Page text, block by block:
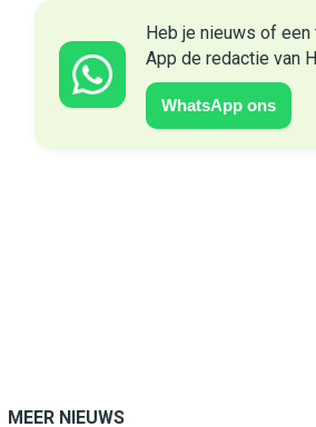
Heb je nieuws of een
App de redactie van
WhatsApp ons
MEER NIEUWS